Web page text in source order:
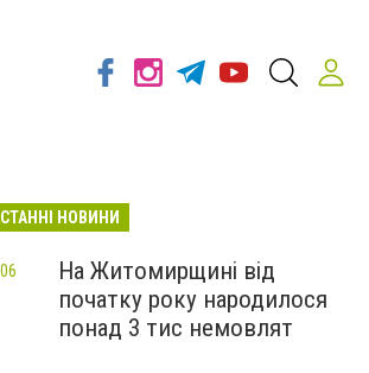
НОВИНИ
На Житомирщині від
початку року народилося
понад 3 тис немовлят